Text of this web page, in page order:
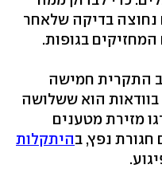
נחוצה בדיקה שלאחר
בגופות.
התקרית חמישה
בוודאות הוא ששלושה
מזירת מטענים
נפץ, בהיתקלות